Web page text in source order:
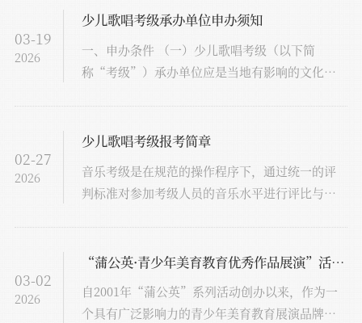
03-19
2026
少儿歌唱考级承办单位申办须知
一、申办条件 （一）少儿歌唱考级（以下简
称“考级”）承办单位应是当地有影响的文化艺
考级承办单位须具有法人（事业法人、企业法
人）主体资格，并具有相应的人员、资金、场地
和设备等条件：
02-27
2026
少儿歌唱考级报考简章
音乐考级是在规范的操作程序下，通过统一的评
判标准对参加考级人员的音乐水平进行评比与认
民素质的一种重要手段。
03-02
2026
“蒲公英·青少年美育教育优秀作品展演”活动 扬帆启航
自2001年“蒲公英”系列活动创办以来，作为一
个具有广泛影响力的青少年美育教育展演品牌，